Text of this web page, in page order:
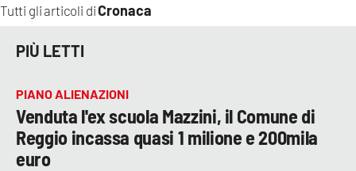
Tutti gli articoli diCronaca
PIÙ LETTI
PIANO ALIENAZIONI
Venduta l'ex scuola Mazzini, il Comune di
Reggio incassa quasi 1 milione e 200mila
euro